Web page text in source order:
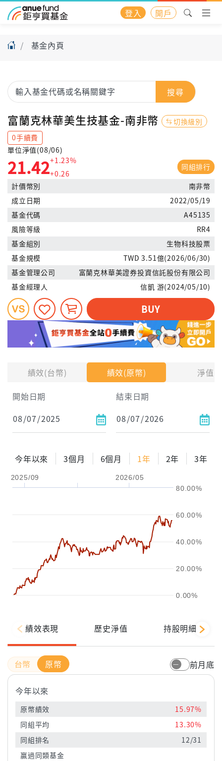
登入 開戶
基金內頁
績效(台幣) 績效(原幣)
淨值
開始日期
結束日期
今年以來 3個月 6個月 1年 2年 3年
2025/09 2026/05
0.00%
20.00%
40.00%
60.00%
80.00%
搜尋
富蘭克林華美生技基金-南非幣
切換級別
0手續費
單位淨值(08/06)
21.42+1.23%
+0.26
同組排行
計價幣別
南非幣
成立日期
2022/05/19
基金代碼
A45135
風險等級
RR4
基金組別
生物科技股票
基金規模
TWD 3.51億(2026/06/30)
基金管理公司
富蘭克林華美證券投資信託股份有限公司
基金經理人
信凱 游(2024/05/10)
BUY
績效表現 歷史淨值 持股明細
原幣 前月底
今年以來
原幣績效
15.97%
同組平均
13.30%
同組排名
12/31
贏過同類基金